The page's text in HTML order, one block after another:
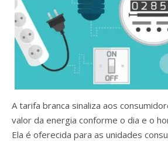
A tarifa branca sinaliza aos
valor da energia conforme o dia e o
Ela é oferecida para as unidades